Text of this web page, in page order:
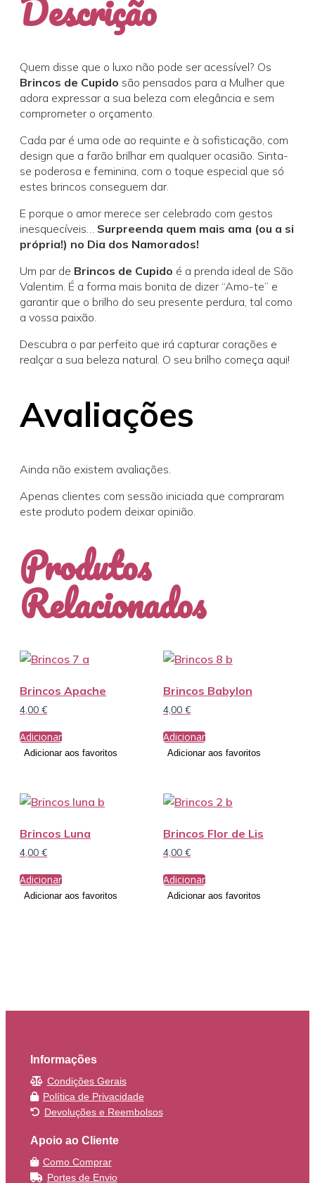
Quem disse que o luxo não pode ser acessível? Os
Brincos de Cupido são pensados para a Mulher que
adora expressar a sua beleza com elegância e sem
comprometer o orçamento.
Cada par é uma ode ao requinte e à sofisticação, com
design que a farão brilhar em qualquer ocasião. Sinta-
se poderosa e feminina, com o toque especial que só
estes brincos conseguem dar.
E porque o amor merece ser celebrado com gestos
inesquecíveis… Surpreenda quem mais ama (ou a si
própria!) no Dia dos Namorados!
Um par de Brincos de Cupido é a prenda ideal de São
Valentim. É a forma mais bonita de dizer “Amo-te” e
garantir que o brilho do seu presente perdura, tal como
a vossa paixão.
Descubra o par perfeito que irá capturar corações e
realçar a sua beleza natural. O seu brilho começa aqui!
Avaliações
Ainda não existem avaliações.
Apenas clientes com sessão iniciada que compraram
este produto podem deixar opinião.
Produtos
Relacionados
Brincos Apache
4,00 €
Adicionar
Adicionar aos favoritos
Brincos Babylon
4,00 €
Adicionar
Adicionar aos favoritos
Brincos Luna
4,00 €
Adicionar
Adicionar aos favoritos
Brincos Flor de Lis
4,00 €
Adicionar
Adicionar aos favoritos
Informações
Condições Gerais
Política de Privacidade
Devoluções e Reembolsos
Apoio ao Cliente
Como Comprar
Portes de Envio